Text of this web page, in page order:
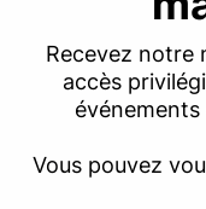
votre réseau
être en règle…
Et que se
propriété,